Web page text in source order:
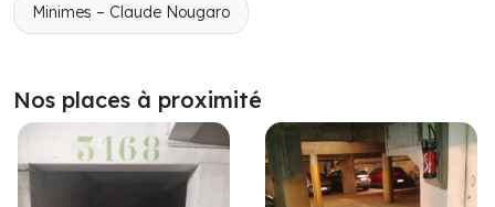
Minimes – Claude Nougaro
Nos places à proximité